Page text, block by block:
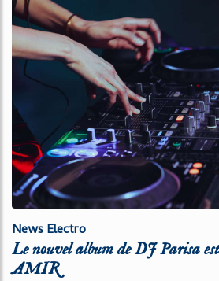
News Electro
Le nouvel album de DJ Parisa
AMIR